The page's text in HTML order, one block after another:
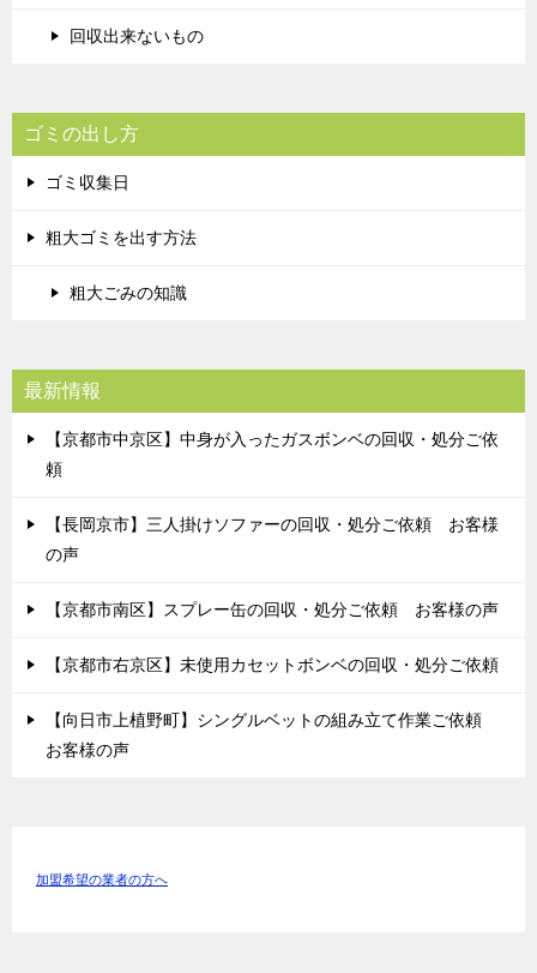
回収出来ないもの
ゴミの出し方
ゴミ収集日
粗大ゴミを出す方法
粗大ごみの知識
最新情報
【京都市中京区】中身が入ったガスボンベの回収・処分ご依
頼
【長岡京市】三人掛けソファーの回収・処分ご依頼 お客様
の声
【京都市南区】スプレー缶の回収・処分ご依頼 お客様の声
【京都市右京区】未使用カセットボンベの回収・処分ご依頼
【向日市上植野町】シングルベットの組み立て作業ご依頼
お客様の声
加盟希望の業者の方へ